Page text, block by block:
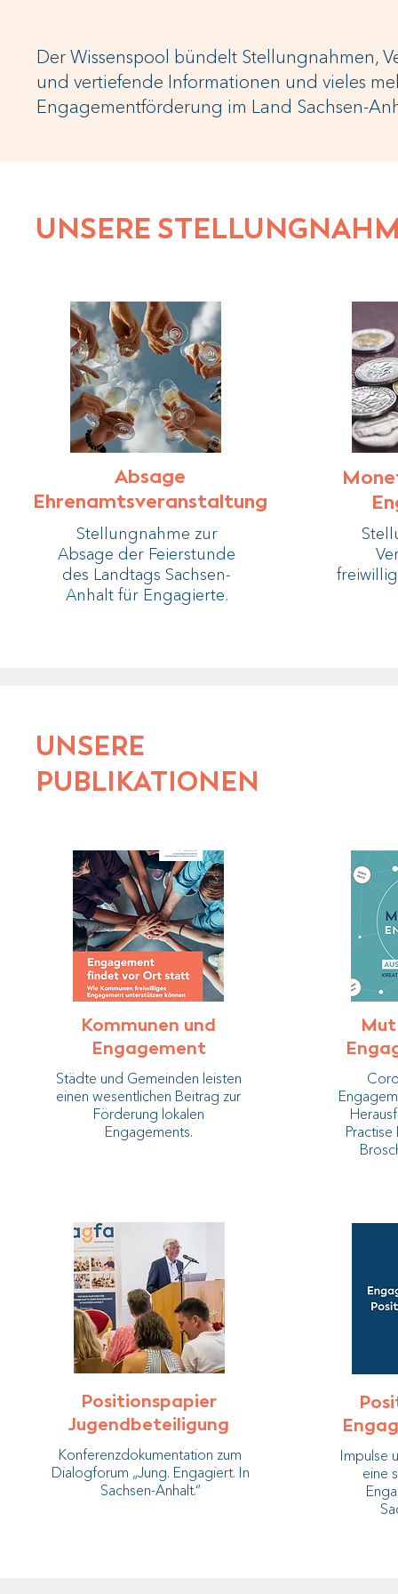
Der Wissenspool bündelt Stellungnahmen,
und vertiefende Informationen und vieles
Engagementförderung im Land Sachsen-
UNSERE
Absage
Ehrenamtsveranstaltung
Stellungnahme zur
Absage der Feierstunde
des Landtags Sachsen-
Anhalt für Engagierte.
UNSERE
PUBLIKATIONEN
Kommunen und
Engagement
Städte und Gemeinden leisten
einen wesentlichen Beitrag zur
Förderung lokalen
Engagements.
Positionspapier
Jugendbeteiligung
Konferenzdokumentation zum
Dialogforum „Jung. Engagiert. In
Sachsen-Anhalt.“
Impulse
eine